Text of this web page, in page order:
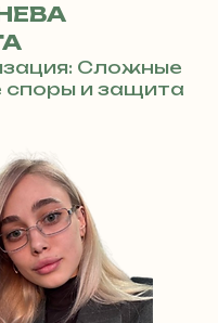
Сложные
споры и защита